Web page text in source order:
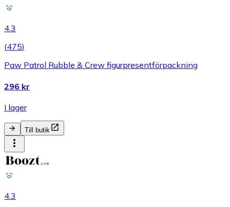
4.3
(475)
Paw Patrol Rubble & Crew figurpresentförpackning
296 kr
I lager
Till butik
4.3